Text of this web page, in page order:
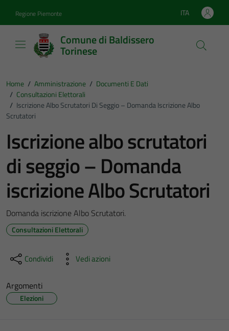
Regione Piemonte Lingua attiva:
ITA
Comune di Baldissero
Torinese
Home / Amministrazione / Documenti E Dati
/ Consultazioni Elettorali
/ Iscrizione Albo Scrutatori Di Seggio – Domanda Iscrizione Albo
Scrutatori
Iscrizione albo scrutatori
di seggio – Domanda
iscrizione Albo Scrutatori
Domanda iscrizione Albo Scrutatori.
Consultazioni Elettorali
Condividi Vedi azioni
Argomenti
Elezioni